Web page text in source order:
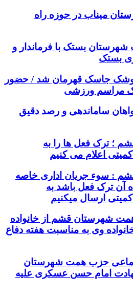
میناب در حوزه راه
بستک با فرماندار و
بستک
جاسک قهرمان شد / حضور
مراسم ورزشی
ساماندهی و رصد دقیق
؛ ترک فعل ها را به
اعلام می کنیم
: سوء جریان اداری خاصه
آن ترک فعل باشد به
ارسال میکنیم
شهرستان قشم از خانواده
وی به مناسبت هفته دفاع
حزب همت شهرستان
امام حسن عسکری علیه